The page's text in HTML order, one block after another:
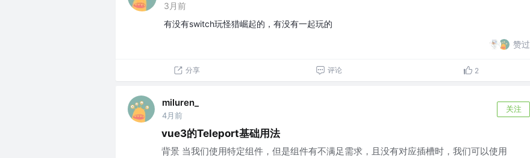
3月前
有没有switch玩怪猎崛起的，有没有一起玩的
赞过
分享 评论 2
miluren_
4月前
关注
vue3的Teleport基础用法
背景 当我们使用特定组件，但是组件有不满足需求，且没有对应插槽时，我们可以使用